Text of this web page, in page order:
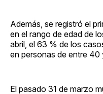
Además, se registró el
en el rango de edad de
abril, el 63 % de los
en personas de entre 40
El pasado 31 de marzo